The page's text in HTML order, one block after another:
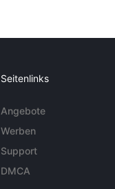
Seitenlinks
Angebote
Werben
Support
DMCA